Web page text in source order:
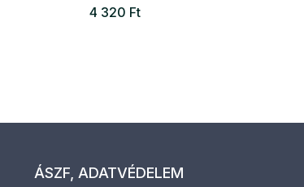
4 320 Ft
ÁSZF, ADATVÉDELEM